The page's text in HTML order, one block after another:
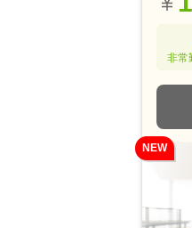
非常
NEW